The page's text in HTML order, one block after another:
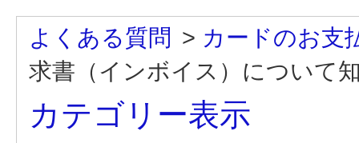
よくある質問 > カードのお支
求書（インボイス）について
カテゴリー表示